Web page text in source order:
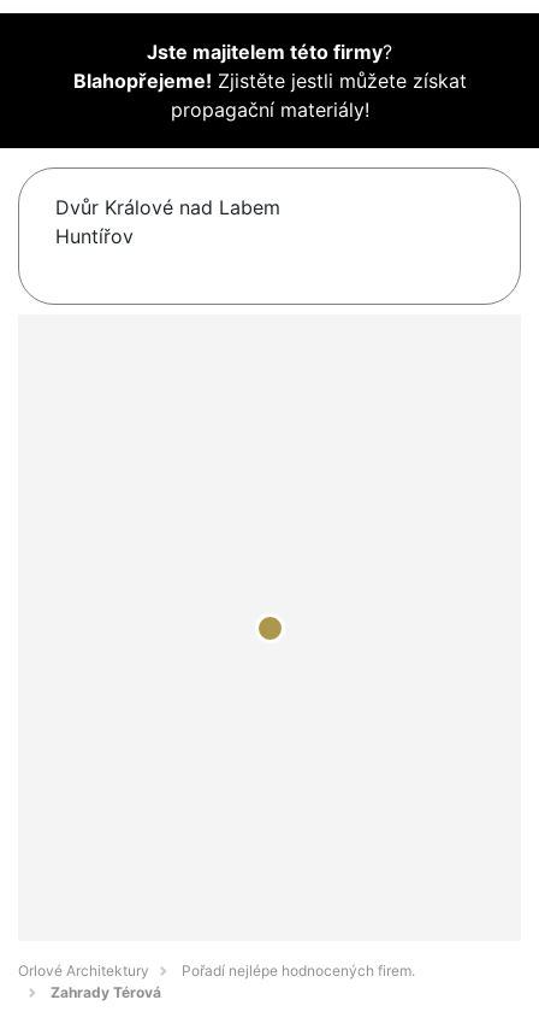
Jste majitelem této firmy?
Blahopřejeme! Zjistěte jestli můžete získat
propagační materiály!
Dvůr Králové nad Labem
Huntířov
Orlové Architektury
Pořadí nejlépe hodnocených firem.
Zahrady Térová